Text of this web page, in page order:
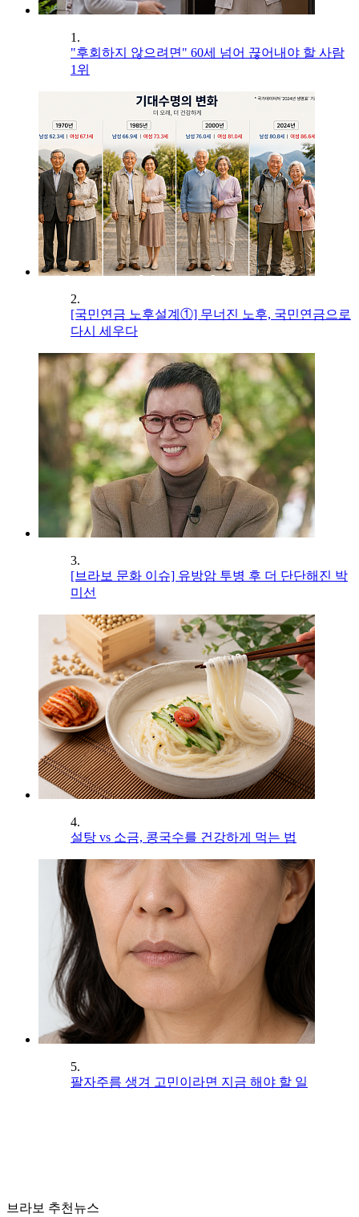
1.
"후회하지 않으려면" 60세 넘어 끊어내야 할 사람
1위
2.
[국민연금 노후설계①] 무너진 노후, 국민연금으로
다시 세우다
3.
[브라보 문화 이슈] 유방암 투병 후 더 단단해진 박
미선
4.
설탕 vs 소금, 콩국수를 건강하게 먹는 법
5.
팔자주름 생겨 고민이라면 지금 해야 할 일
브라보 추천뉴스